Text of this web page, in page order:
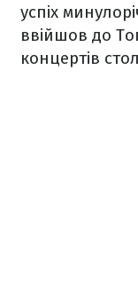
успіх
ввійшов до
концертів